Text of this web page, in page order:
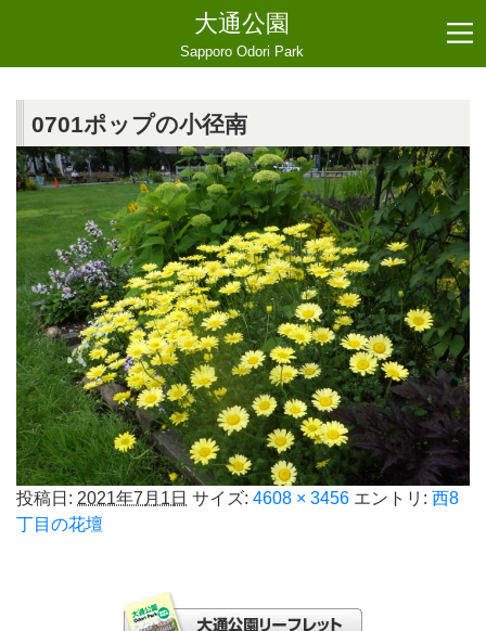
大通公園
Sapporo Odori Park
0701ポップの小径南
投稿日: 2021年7月1日 サイズ: 4608 × 3456 エントリ: 西8
丁目の花壇